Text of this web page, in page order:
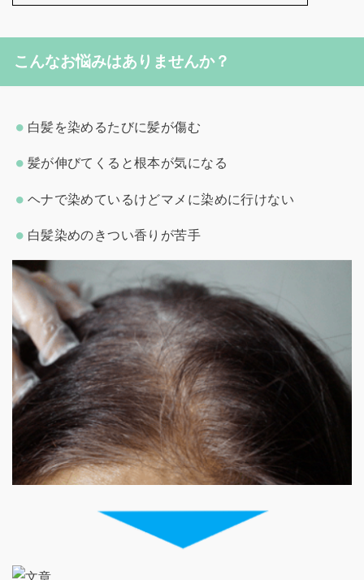
こんなお悩みはありませんか？
白髪を染めるたびに髪が傷む
髪が伸びてくると根本が気になる
ヘナで染めているけどマメに染めに行けない
白髪染めのきつい香りが苦手